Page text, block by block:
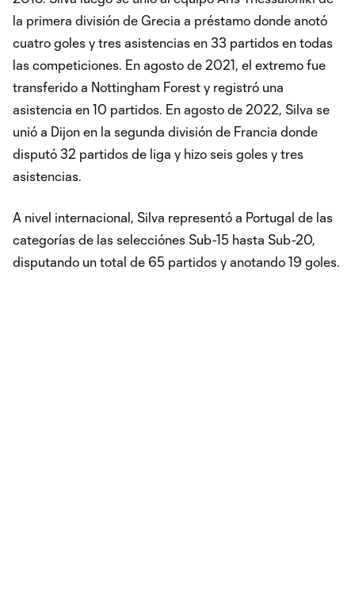
la primera división de Grecia a préstamo donde anotó
cuatro goles y tres asistencias en 33 partidos en todas
las competiciones. En agosto de 2021, el extremo fue
transferido a Nottingham Forest y registró una
asistencia en 10 partidos. En agosto de 2022, Silva se
unió a Dijon en la segunda división de Francia donde
disputó 32 partidos de liga y hizo seis goles y tres
asistencias.
A nivel internacional, Silva representó a Portugal de las
categorías de las selecciónes Sub-15 hasta Sub-20,
disputando un total de 65 partidos y anotando 19 goles.